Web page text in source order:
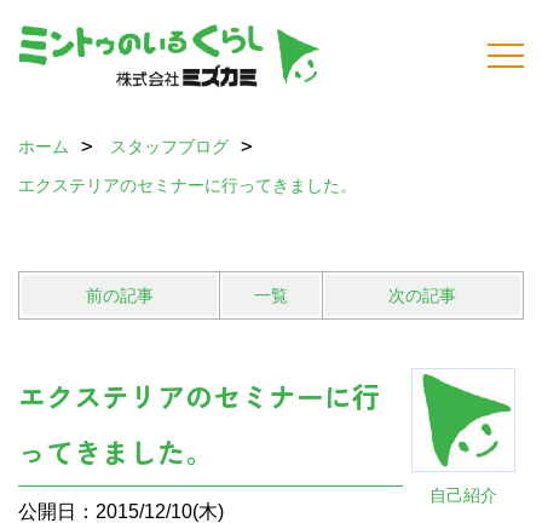
ホーム
スタッフブログ
エクステリアのセミナーに行ってきました。
前の記事 一覧 次の記事
自己紹介
エクステリアのセミナーに行
ってきました。
公開日：2015/12/10(木)